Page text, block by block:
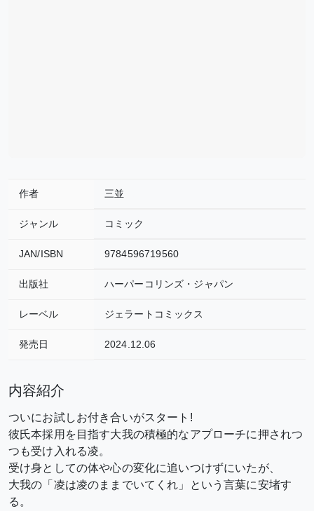
作者 三並
ジャンル コミック
JAN/ISBN 9784596719560
出版社 ハーパーコリンズ・ジャパン
レーベル ジェラートコミックス
発売日 2024.12.06
内容紹介
ついにお試しお付き合いがスタート!
彼氏本採用を目指す大我の積極的なアプローチに押されつ
つも受け入れる凌。
受け身としての体や心の変化に追いつけずにいたが、
大我の「凌は凌のままでいてくれ」という言葉に安堵す
る。